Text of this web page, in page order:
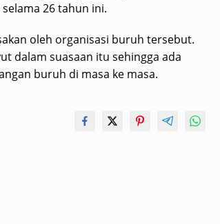
26 tahun ini.
oleh organisasi buruh tersebut.
dalam suasaan itu sehingga ada
buruh di masa ke masa.